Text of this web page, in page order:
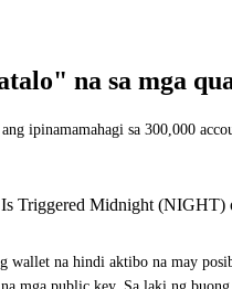
na sa mga
ipinamamahagi sa 300,000
Triggered Midnight
na hindi aktibo na may